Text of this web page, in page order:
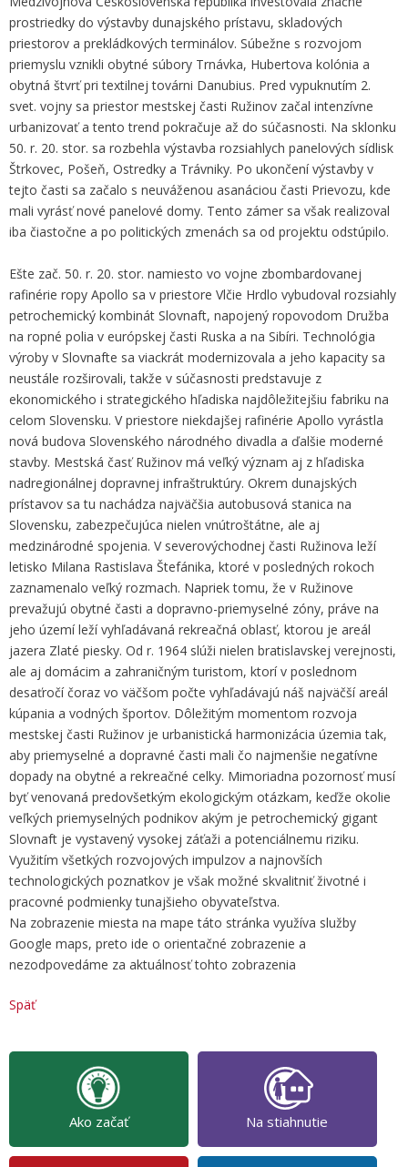
prostriedky do výstavby dunajského prístavu, skladových
priestorov a prekládkových terminálov. Súbežne s rozvojom
priemyslu vznikli obytné súbory Trnávka, Hubertova kolónia a
obytná štvrť pri textilnej továrni Danubius. Pred vypuknutím 2.
svet. vojny sa priestor mestskej časti Ružinov začal intenzívne
urbanizovať a tento trend pokračuje až do súčasnosti. Na sklonku
50. r. 20. stor. sa rozbehla výstavba rozsiahlych panelových sídlisk
Štrkovec, Pošeň, Ostredky a Trávniky. Po ukončení výstavby v
tejto časti sa začalo s neuváženou asanáciou časti Prievozu, kde
mali vyrásť nové panelové domy. Tento zámer sa však realizoval
iba čiastočne a po politických zmenách sa od projektu odstúpilo.
Ešte zač. 50. r. 20. stor. namiesto vo vojne zbombardovanej
rafinérie ropy Apollo sa v priestore Vlčie Hrdlo vybudoval rozsiahly
petrochemický kombinát Slovnaft, napojený ropovodom Družba
na ropné polia v európskej časti Ruska a na Sibíri. Technológia
výroby v Slovnafte sa viackrát modernizovala a jeho kapacity sa
neustále rozširovali, takže v súčasnosti predstavuje z
ekonomického i strategického hľadiska najdôležitejšiu fabriku na
celom Slovensku. V priestore niekdajšej rafinérie Apollo vyrástla
nová budova Slovenského národného divadla a ďalšie moderné
stavby. Mestská časť Ružinov má veľký význam aj z hľadiska
nadregionálnej dopravnej infraštruktúry. Okrem dunajských
prístavov sa tu nachádza najväčšia autobusová stanica na
Slovensku, zabezpečujúca nielen vnútroštátne, ale aj
medzinárodné spojenia. V severovýchodnej časti Ružinova leží
letisko Milana Rastislava Štefánika, ktoré v posledných rokoch
zaznamenalo veľký rozmach. Napriek tomu, že v Ružinove
prevažujú obytné časti a dopravno-priemyselné zóny, práve na
jeho území leží vyhľadávaná rekreačná oblasť, ktorou je areál
jazera Zlaté piesky. Od r. 1964 slúži nielen bratislavskej verejnosti,
ale aj domácim a zahraničným turistom, ktorí v poslednom
desaťročí čoraz vo väčšom počte vyhľadávajú náš najväčší areál
kúpania a vodných športov. Dôležitým momentom rozvoja
mestskej časti Ružinov je urbanistická harmonizácia územia tak,
aby priemyselné a dopravné časti mali čo najmenšie negatívne
dopady na obytné a rekreačné celky. Mimoriadna pozornosť musí
byť venovaná predovšetkým ekologickým otázkam, keďže okolie
veľkých priemyselných podnikov akým je petrochemický gigant
Slovnaft je vystavený vysokej záťaži a potenciálnemu riziku.
Využitím všetkých rozvojových impulzov a najnovších
technologických poznatkov je však možné skvalitniť životné i
pracovné podmienky tunajšieho obyvateľstva.
Na zobrazenie miesta na mape táto stránka využíva služby
Google maps, preto ide o orientačné zobrazenie a
nezodpovedáme za aktuálnosť tohto zobrazenia
Späť
Ako začať Na stiahnutie